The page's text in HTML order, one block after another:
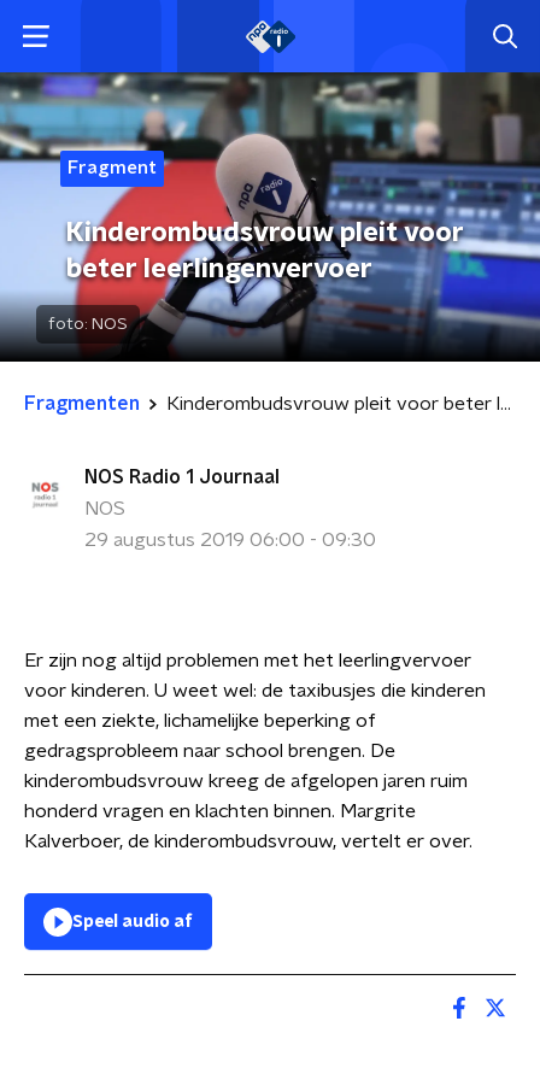
Fragment
Kinderombudsvrouw pleit voor
beter leerlingenvervoer
foto: NOS
Fragmenten Kinderombudsvrouw pleit voor beter leerlingenvervoer
NOS Radio 1 Journaal
NOS
29 augustus 2019 06:00 - 09:30
Er zijn nog altijd problemen met het leerlingvervoer
voor kinderen. U weet wel: de taxibusjes die kinderen
met een ziekte, lichamelijke beperking of
gedragsprobleem naar school brengen. De
kinderombudsvrouw kreeg de afgelopen jaren ruim
honderd vragen en klachten binnen. Margrite
Kalverboer, de kinderombudsvrouw, vertelt er over.
Speel audio af